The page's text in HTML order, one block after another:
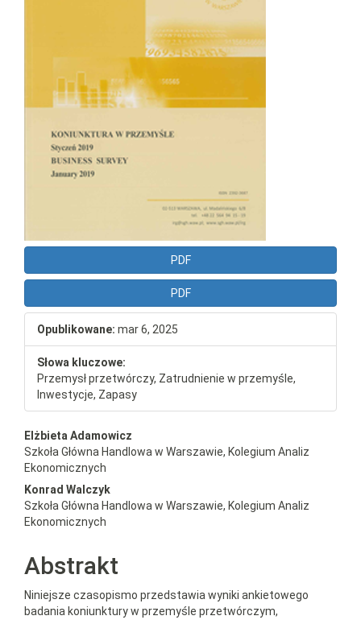
PDF
PDF
Opublikowane: mar 6, 2025
Słowa kluczowe:
Przemysł przetwórczy, Zatrudnienie w przemyśle,
Inwestycje, Zapasy
Elżbieta Adamowicz
Szkoła Główna Handlowa w Warszawie, Kolegium Analiz
Ekonomicznych
Konrad Walczyk
Szkoła Główna Handlowa w Warszawie, Kolegium Analiz
Ekonomicznych
Abstrakt
Niniejsze czasopismo przedstawia wyniki ankietowego
badania koniunktury w przemyśle przetwórczym,